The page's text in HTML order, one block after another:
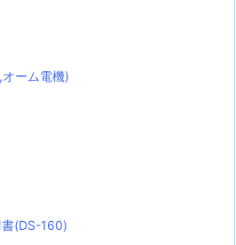
ーム電機)
(DS-160)